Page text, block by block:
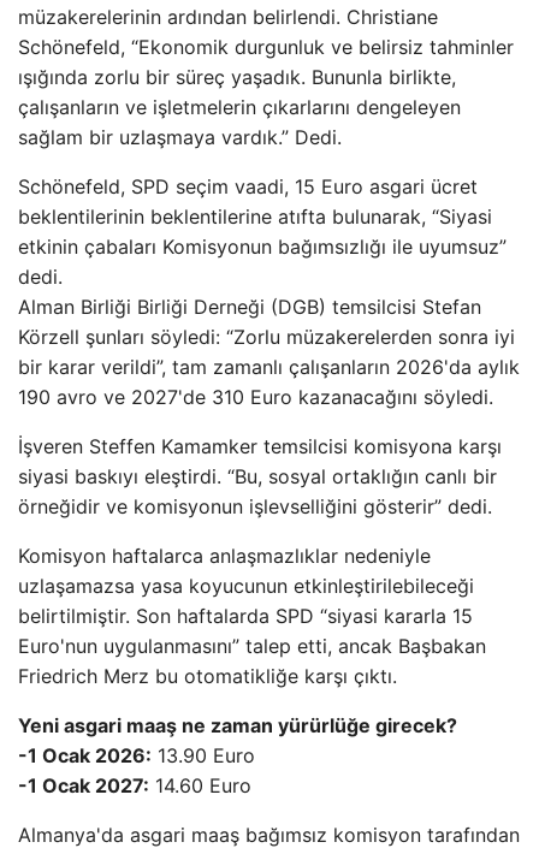
müzakerelerinin ardından belirlendi. Christiane
Schönefeld, “Ekonomik durgunluk ve belirsiz tahminler
ışığında zorlu bir süreç yaşadık. Bununla birlikte,
çalışanların ve işletmelerin çıkarlarını dengeleyen
sağlam bir uzlaşmaya vardık.” Dedi.
Schönefeld, SPD seçim vaadi, 15 Euro asgari ücret
beklentilerinin beklentilerine atıfta bulunarak, “Siyasi
etkinin çabaları Komisyonun bağımsızlığı ile uyumsuz”
dedi.
Alman Birliği Birliği Derneği (DGB) temsilcisi Stefan
Körzell şunları söyledi: “Zorlu müzakerelerden sonra iyi
bir karar verildi”, tam zamanlı çalışanların 2026'da aylık
190 avro ve 2027'de 310 Euro kazanacağını söyledi.
İşveren Steffen Kamamker temsilcisi komisyona karşı
siyasi baskıyı eleştirdi. “Bu, sosyal ortaklığın canlı bir
örneğidir ve komisyonun işlevselliğini gösterir” dedi.
Komisyon haftalarca anlaşmazlıklar nedeniyle
uzlaşamazsa yasa koyucunun etkinleştirilebileceği
belirtilmiştir. Son haftalarda SPD “siyasi kararla 15
Euro'nun uygulanmasını” talep etti, ancak Başbakan
Friedrich Merz bu otomatikliğe karşı çıktı.
Yeni asgari maaş ne zaman yürürlüğe girecek?
-1 Ocak 2026: 13.90 Euro
-1 Ocak 2027: 14.60 Euro
Almanya'da asgari maaş bağımsız komisyon tarafından